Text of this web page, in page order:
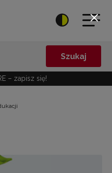
Szukaj
– zapisz się!